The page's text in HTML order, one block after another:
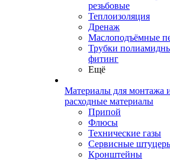
резьбовые
Теплоизоляция
Дренаж
Маслоподъёмные
Трубки
фитинг
Ещё
Материалы для монтажа
расходные материалы
Припой
Флюсы
Технические газы
Сервисные
Кронштейны